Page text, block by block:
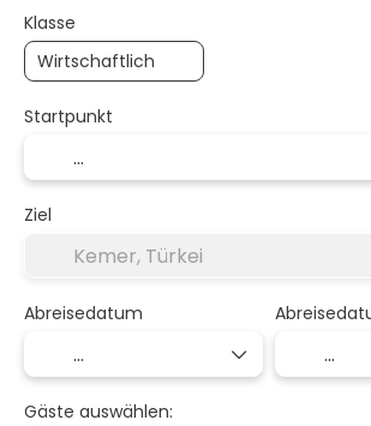
Klasse
Startpunkt
Ziel
Abreisedatum
Gäste auswählen: